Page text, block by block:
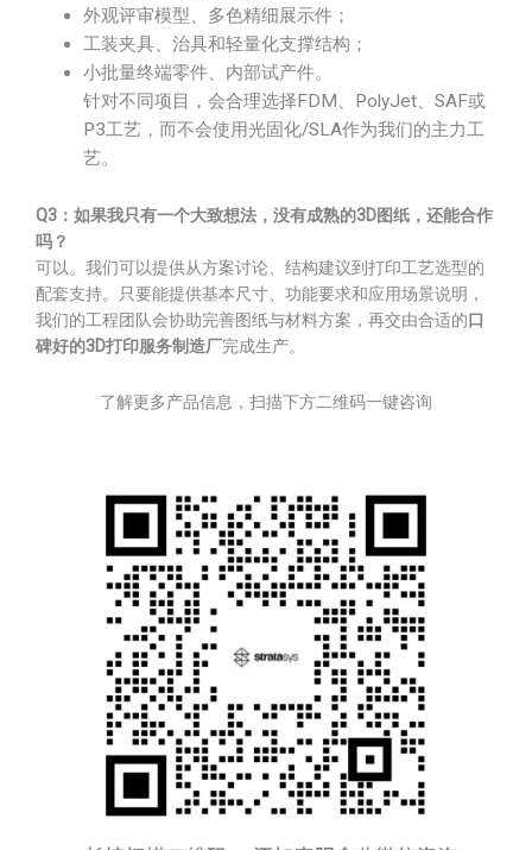
外观评审模型、多色精细展示件；
工装夹具、治具和轻量化支撑结构；
小批量终端零件、内部试产件。
针对不同项目，会合理选择FDM、PolyJet、SAF或
P3工艺，而不会使用光固化/SLA作为我们的主力工
艺。
Q3：如果我只有一个大致想法，没有成熟的3D图纸，还能合作
吗？
可以。我们可以提供从方案讨论、结构建议到打印工艺选型的
配套支持。只要能提供基本尺寸、功能要求和应用场景说明，
我们的工程团队会协助完善图纸与材料方案，再交由合适的口
碑好的3D打印服务制造厂完成生产。
了解更多产品信息，扫描下方二维码一键咨询